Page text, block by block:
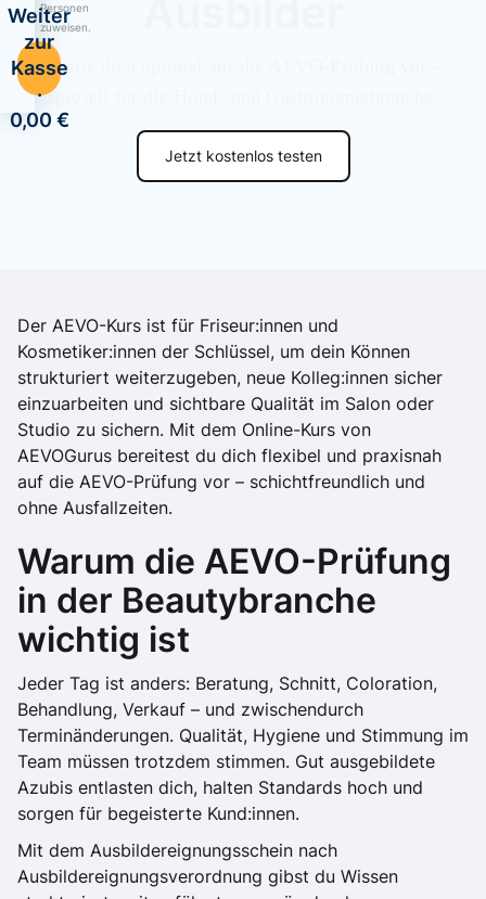
Personen
zuweisen.
Weiter
zur
Kasse
·
0,00 €
Bereite dich optimal auf die AEVO-Prüfung vor –
speziell für die Hotel- und Gastronomiebranche.
Jetzt kostenlos testen
Der AEVO-Kurs ist für Friseur:innen und
Kosmetiker:innen der Schlüssel, um dein Können
strukturiert weiterzugeben, neue Kolleg:innen sicher
einzuarbeiten und sichtbare Qualität im Salon oder
Studio zu sichern. Mit dem Online-Kurs von
AEVOGurus bereitest du dich flexibel und praxisnah
auf die AEVO-Prüfung vor – schichtfreundlich und
ohne Ausfallzeiten.
Warum die AEVO-Prüfung
in der Beautybranche
wichtig ist
Jeder Tag ist anders: Beratung, Schnitt, Coloration,
Behandlung, Verkauf – und zwischendurch
Terminänderungen. Qualität, Hygiene und Stimmung im
Team müssen trotzdem stimmen. Gut ausgebildete
Azubis entlasten dich, halten Standards hoch und
sorgen für begeisterte Kund:innen.
Mit dem Ausbildereignungsschein nach
Ausbildereignungsverordnung gibst du Wissen